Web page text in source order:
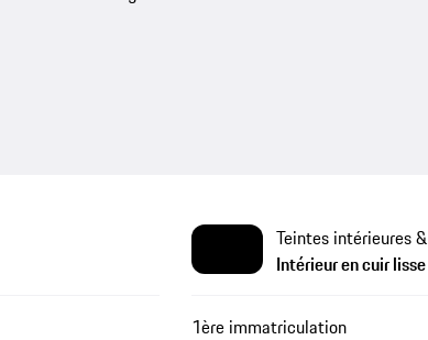
Teintes intérieures
Intérieur en cuir
1ère immatriculation